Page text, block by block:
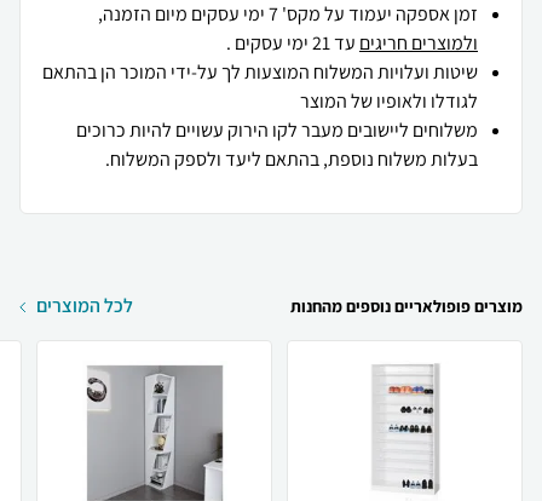
זמן אספקה יעמוד על מקס' 7 ימי עסקים מיום הזמנה,
ולמוצרים חריגים עד 21 ימי עסקים .
שיטות ועלויות המשלוח המוצעות לך על-ידי המוכר הן בהתאם
לגודלו ולאופיו של המוצר
משלוחים ליישובים מעבר לקו הירוק עשויים להיות כרוכים
בעלות משלוח נוספת, בהתאם ליעד ולספק המשלוח.
מוצרים פופולאריים נוספים מהחנות לכל המוצרים